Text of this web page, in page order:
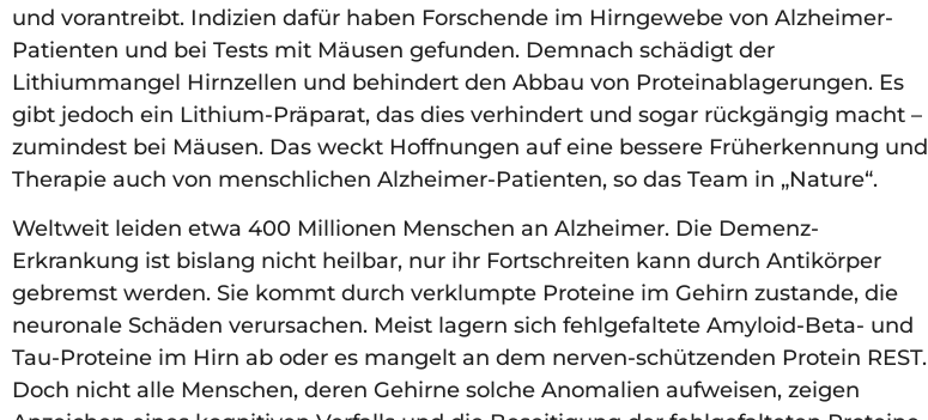
und vorantreibt. Indizien dafür haben Forschende im Hirngewebe von Alzheimer-
Patienten und bei Tests mit Mäusen gefunden. Demnach schädigt der
Lithiummangel Hirnzellen und behindert den Abbau von Proteinablagerungen. Es
gibt jedoch ein Lithium-Präparat, das dies verhindert und sogar rückgängig macht –
zumindest bei Mäusen. Das weckt Hoffnungen auf eine bessere Früherkennung und
Therapie auch von menschlichen Alzheimer-Patienten, so das Team in „Nature“.
Weltweit leiden etwa 400 Millionen Menschen an Alzheimer. Die Demenz-
Erkrankung ist bislang nicht heilbar, nur ihr Fortschreiten kann durch Antikörper
gebremst werden. Sie kommt durch verklumpte Proteine im Gehirn zustande, die
neuronale Schäden verursachen. Meist lagern sich fehlgefaltete Amyloid-Beta- und
Tau-Proteine im Hirn ab oder es mangelt an dem nerven-schützenden Protein REST.
Doch nicht alle Menschen, deren Gehirne solche Anomalien aufweisen, zeigen